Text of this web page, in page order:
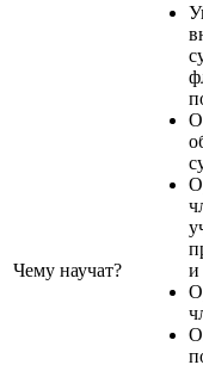
Чему научат?
и